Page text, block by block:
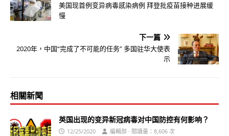
美国现首例变异病毒感染病例 拜登批疫苗接种进展缓
慢
下一篇
2020年，中国“完成了不可能的任务” 多国驻华大使表
示
相關新聞
英国出现的变异新冠病毒对中国防控有何影响？
12/25/2020 編輯部 · 閱讀量：8,606 次